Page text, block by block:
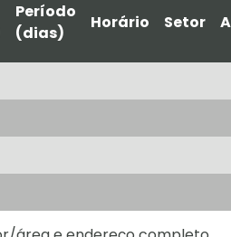
Período
(dias)
Horário Setor